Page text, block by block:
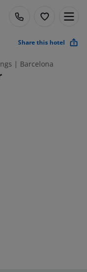
Share this hotel
| Barcelona